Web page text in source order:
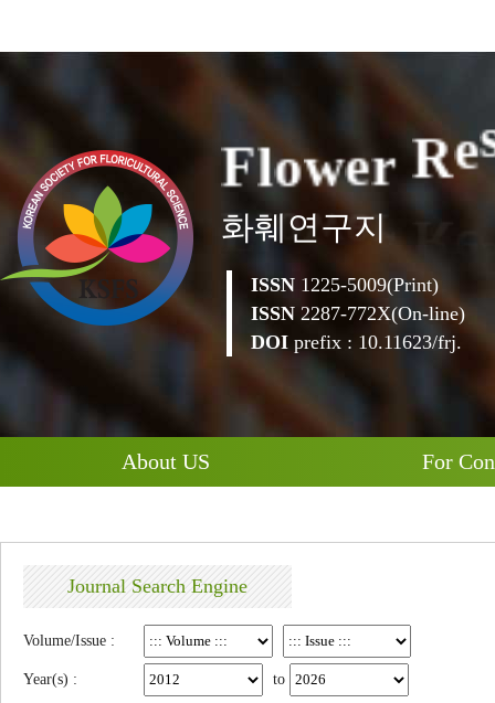
Flower Re
화훼연구지
ISSN 1225-5009(Print)
ISSN 2287-772X(On-line)
DOI prefix : 10.11623/frj.
About US For
Journal Search Engine
Volume/Issue :
Year(s) : to